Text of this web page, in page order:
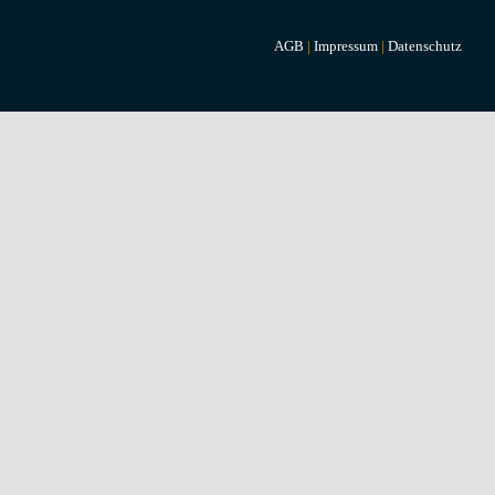
AGB | Impressum | Datenschutz